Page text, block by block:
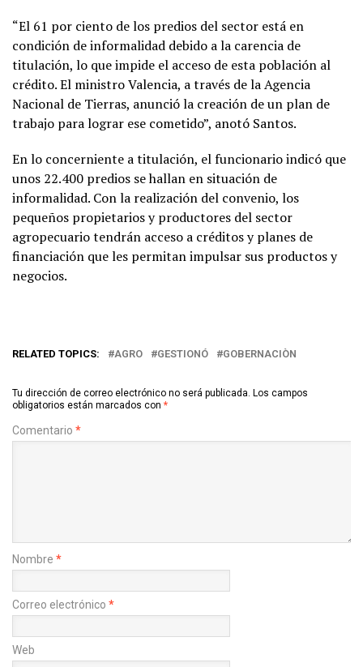
“El 61 por ciento de los predios del sector está en
condición de informalidad debido a la carencia de
titulación, lo que impide el acceso de esta población al
crédito. El ministro Valencia, a través de la Agencia
Nacional de Tierras, anunció la creación de un plan de
trabajo para lograr ese cometido”, anotó Santos.
En lo concerniente a titulación, el funcionario indicó que
unos 22.400 predios se hallan en situación de
informalidad. Con la realización del convenio, los
pequeños propietarios y productores del sector
agropecuario tendrán acceso a créditos y planes de
financiación que les permitan impulsar sus productos y
negocios.
RELATED TOPICS: AGRO GESTIONÓ GOBERNACIÒN
Tu dirección de correo electrónico no será publicada. Los campos
obligatorios están marcados con *
Comentario *
Nombre *
Correo electrónico *
Web